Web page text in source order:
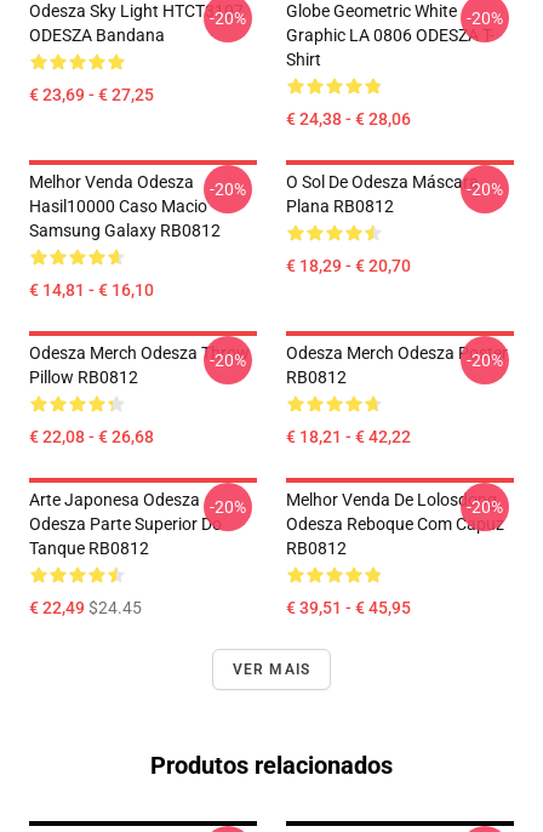
Odesza Sky Light HTCT3107
ODESZA Bandana
€ 23,69 - € 27,25
-20%
Globe Geometric White
Graphic LA 0806 ODESZA T-
Shirt
€ 24,38 - € 28,06
-20%
Melhor Venda Odesza
Hasil10000 Caso Macio
Samsung Galaxy RB0812
€ 14,81 - € 16,10
-20%
O Sol De Odesza Máscara
Plana RB0812
€ 18,29 - € 20,70
-20%
Odesza Merch Odesza Throw
Pillow RB0812
€ 22,08 - € 26,68
-20%
Odesza Merch Odesza Poster
RB0812
€ 18,21 - € 42,22
-20%
Arte Japonesa Odesza
Odesza Parte Superior Do
Tanque RB0812
€ 22,49$24.45
-20%
Melhor Venda De Lolosdong
Odesza Reboque Com Capuz
RB0812
€ 39,51 - € 45,95
-20%
VER MAIS
Produtos relacionados